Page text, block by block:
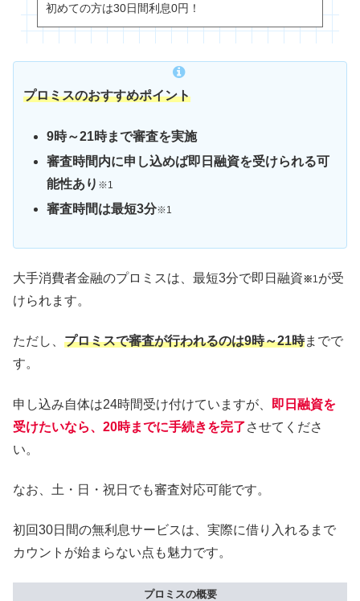
初めての方は30日間利息0円！
プロミスのおすすめポイント
9時～21時まで審査を実施
審査時間内に申し込めば即日融資を受けられる可
能性あり ※1
審査時間は最短3分※1
大手消費者金融のプロミスは、最短3分で即日融資※1が受
けられます。
ただし、 プロミスで審査が行われるのは9時～21時までで
す。
申し込み自体は24時間受け付けていますが、
即日融資を
受けたいなら、20時までに手続きを完了させてくださ
い。
なお、土・日・祝日でも審査対応可能です。
初回30日間の無利息サービスは、実際に借り入れるまで
カウントが始まらない点も魅力です。
プロミスの概要